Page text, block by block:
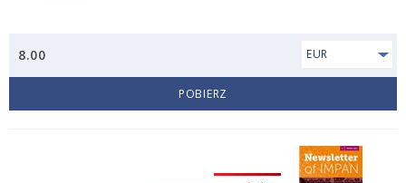
8.00 EUR
POBIERZ